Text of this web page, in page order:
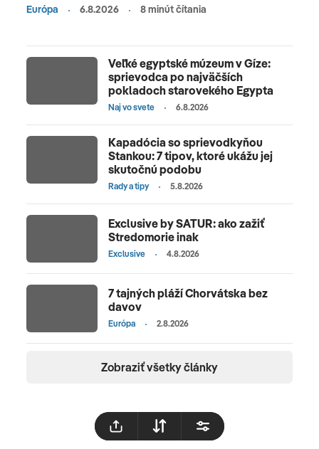
Európa 6.8.2026 8 minút čítania
Veľké egyptské múzeum v Gíze:
sprievodca po najväčších
pokladoch starovekého Egypta
Naj vo svete 6.8.2026
Kapadócia so sprievodkyňou
Stankou: 7 tipov, ktoré ukážu jej
skutočnú podobu
Rady a tipy 5.8.2026
Exclusive by SATUR: ako zažiť
Stredomorie inak
Exclusive 4.8.2026
7 tajných pláží Chorvátska bez
davov
Európa 2.8.2026
Zobraziť všetky články